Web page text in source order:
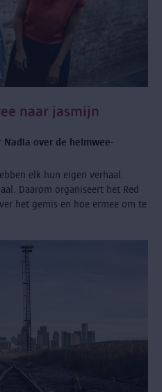
naar jasmijn
Nadia over de heimwee-
elk hun eigen verhaal.
Daarom organiseert het Red
het gemis en hoe ermee om te